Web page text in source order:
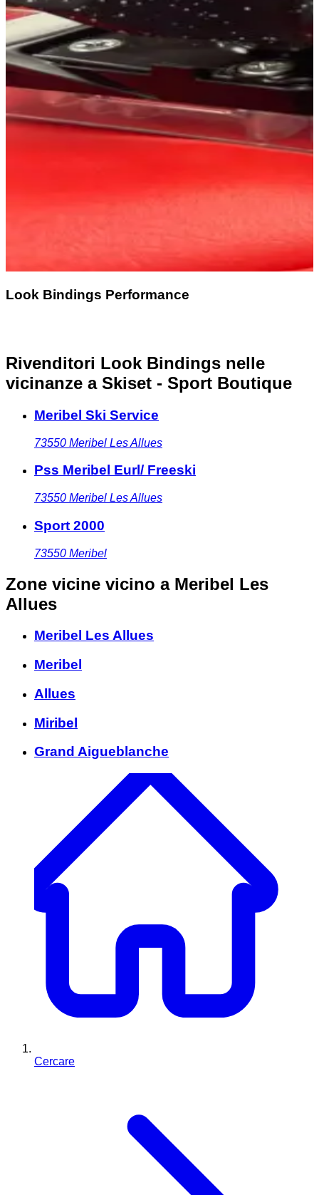
Look Bindings Performance
Rivenditori Look Bindings nelle
vicinanze a Skiset - Sport Boutique
Meribel Ski Service
73550 Meribel Les Allues
Pss Meribel Eurl/ Freeski
73550 Meribel Les Allues
Sport 2000
73550 Meribel
Zone vicine vicino a Meribel Les
Allues
Meribel Les Allues
Meribel
Allues
Miribel
Grand Aigueblanche
Cercare